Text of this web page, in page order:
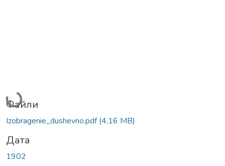
Вантажиться...
Файли
Izobragenie_dushevno.pdf(4,16 MB)
Дата
1902